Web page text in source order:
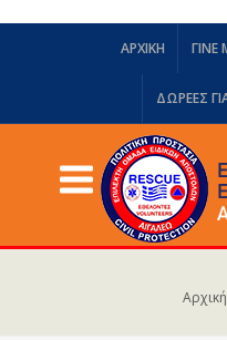
ΑΡΧΙΚΗ ΓΙΝΕ
ΔΩΡΕΈΣ
Αρχική